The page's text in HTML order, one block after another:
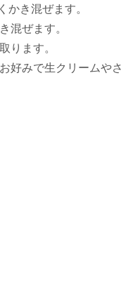
かき混ぜます。
混ぜます。
ります。
好みで生クリームや